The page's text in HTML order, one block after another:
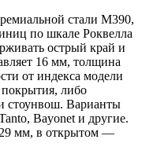
стали M390,
по шкале Роквелла
острый край и
16 мм, толщина
от индекса модели
либо
стоунвош. Варианты
Bayonet и другие.
мм, в открытом —